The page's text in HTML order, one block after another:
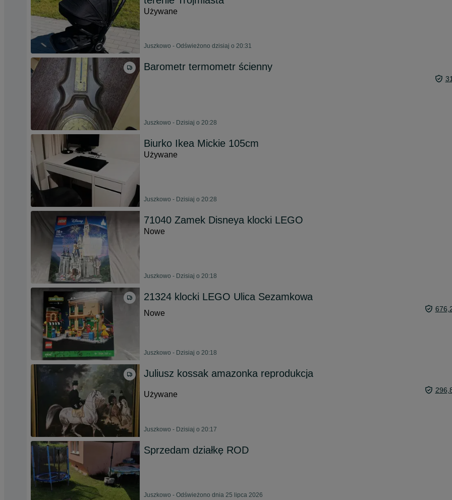
Używane
Juszkowo - Odświeżono dzisiaj o 20:31
Barometr termometr ścienny
Juszkowo - Dzisiaj o 20:28
Biurko Ikea Mickie 105cm
Używane
Juszkowo - Dzisiaj o 20:28
71040 Zamek Disneya klocki LEGO
Nowe
Juszkowo - Dzisiaj o 20:18
21324 klocki LEGO Ulica Sezamkowa
Nowe
Juszkowo - Dzisiaj o 20:18
Juliusz kossak amazonka reprodukcja
Używane
Juszkowo - Dzisiaj o 20:17
Sprzedam działkę ROD
Juszkowo - Odświeżono dnia 25 lipca 2026